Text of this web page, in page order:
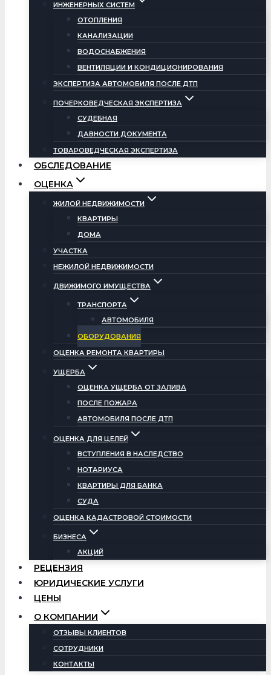
ИНЖЕНЕРНЫХ СИСТЕМ
ОТОПЛЕНИЯ
КАНАЛИЗАЦИИ
ВОДОСНАБЖЕНИЯ
ВЕНТИЛЯЦИИ И КОНДИЦИОНИРОВАНИЯ
ЭКСПЕРТИЗА АВТОМОБИЛЯ ПОСЛЕ ДТП
ПОЧЕРКОВЕДЧЕСКАЯ ЭКСПЕРТИЗА
СУДЕБНАЯ
ДАВНОСТИ ДОКУМЕНТА
ТОВАРОВЕДЧЕСКАЯ ЭКСПЕРТИЗА
ОБСЛЕДОВАНИЕ
ОЦЕНКА
ЖИЛОЙ НЕДВИЖИМОСТИ
КВАРТИРЫ
ДОМА
УЧАСТКА
НЕЖИЛОЙ НЕДВИЖИМОСТИ
ДВИЖИМОГО ИМУЩЕСТВА
ТРАНСПОРТА
АВТОМОБИЛЯ
ОБОРУДОВАНИЯ
ОЦЕНКА РЕМОНТА КВАРТИРЫ
УЩЕРБА
ОЦЕНКА УЩЕРБА ОТ ЗАЛИВА
ПОСЛЕ ПОЖАРА
АВТОМОБИЛЯ ПОСЛЕ ДТП
ОЦЕНКА ДЛЯ ЦЕЛЕЙ
ВСТУПЛЕНИЯ В НАСЛЕДСТВО
НОТАРИУСА
КВАРТИРЫ ДЛЯ БАНКА
СУДА
ОЦЕНКА КАДАСТРОВОЙ СТОИМОСТИ
БИЗНЕСА
АКЦИЙ
РЕЦЕНЗИЯ
ЮРИДИЧЕСКИЕ УСЛУГИ
ЦЕНЫ
О КОМПАНИИ
ОТЗЫВЫ КЛИЕНТОВ
СОТРУДНИКИ
КОНТАКТЫ